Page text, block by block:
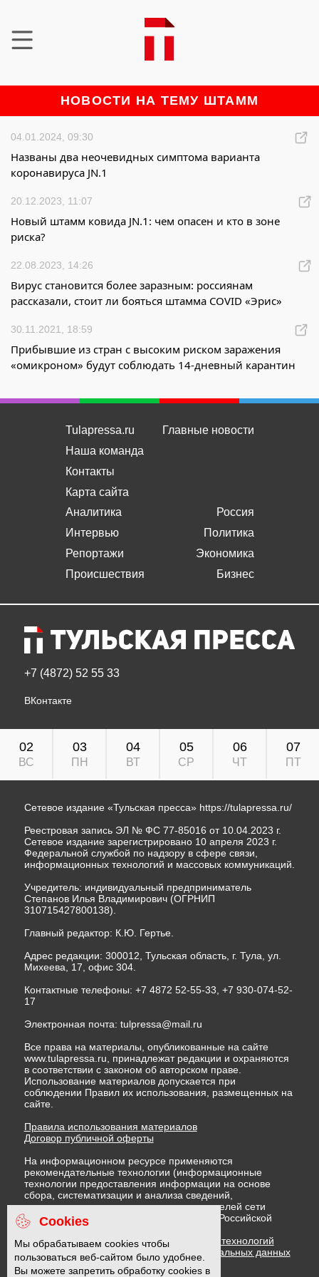
НОВОСТИ НА ТЕМУ ШТАММ
04.01.2024, 09:30
Названы два неочевидных симптома варианта
коронавируса JN.1
20.12.2023, 11:07
Новый штамм ковида JN.1: чем опасен и кто в зоне
риска?
22.08.2023, 14:26
Вирус становится более заразным: россиянам
рассказали, стоит ли бояться штамма COVID «Эрис»
30.11.2021, 18:59
Прибывшие из стран с высоким риском заражения
«омикроном» будут соблюдать 14-дневный карантин
Tulapressa.ru
Наша команда
Контакты
Карта сайта
Главные новости
Аналитика
Интервью
Репортажи
Происшествия
Россия
Политика
Экономика
Бизнес
+7 (4872) 52 55 33
ВКонтакте
02
ВС
03
ПН
04
ВТ
05
СР
06
ЧТ
07
ПТ
Сетевое издание «Тульская пресса» https://tulapressa.ru/
Реестровая запись ЭЛ № ФС 77-85016 от 10.04.2023 г.
Сетевое издание зарегистрировано 10 апреля 2023 г.
Федеральной службой по надзору в сфере связи,
информационных технологий и массовых коммуникаций.
Учредитель: индивидуальный предприниматель
Степанов Илья Владимирович (ОГРНИП
310715427800138).
Главный редактор: К.Ю. Гертье.
Адрес редакции: 300012, Тульская область, г. Тула, ул.
Михеева, 17, офис 304.
Контактные телефоны: +7 4872 52-55-33, +7 930-074-52-
17
Электронная почта: tulpressa@mail.ru
Все права на материалы, опубликованные на сайте
www.tulapressa.ru, принадлежат редакции и охраняются
в соответствии с законом об авторском праве.
Использование материалов допускается при
соблюдении Правил их использования, размещенных на
сайте.
Правила использования материалов
Договор публичной оферты
На информационном ресурсе применяются
рекомендательные технологии (информационные
технологии предоставления информации на основе
сбора, систематизации и анализа сведений,
относящихся к предпочтениям пользователей сети
"Интернет", находящихся на территории Российской
Федерации)
Правила применения рекомендательных технологий
Политика в отношении обработки персональных данных
Политика обработки файлов cookie
Cookies
Мы обрабатываем cookies чтобы
пользоваться веб-сайтом было удобнее.
Вы можете запретить обработку cookies в